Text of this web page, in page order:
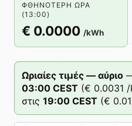
ΦΘΗΝΌΤΕΡΗ ΏΡΑ
(13:00)
€ 0.0000 /kWh
Ωριαίες τιμές — αύριο
03:00 CEST (€ 0.0031 /
στις 19:00 CEST (€